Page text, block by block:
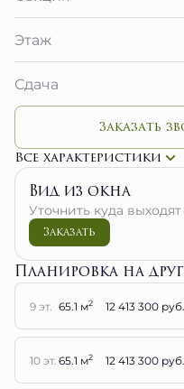
Все характеристики
Вид из окна
Уточнить куда выходят
Заказать
Планировка на
9 эт. 65.1 м2 12 413 300 руб.
10 эт.65.1 м2 12 413 300 руб.
16 эт.59.5 м2 11 459 900 руб.